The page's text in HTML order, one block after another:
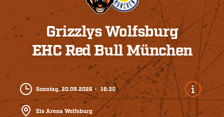
Grizzlys Wolfsburg
EHC Red Bull München
Sonntag, 20.09.2026 16:30
Eis Arena Wolfsburg